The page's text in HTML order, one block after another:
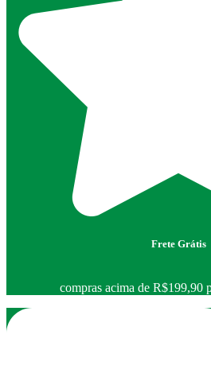
Frete Grátis
compras acima de R$199,90